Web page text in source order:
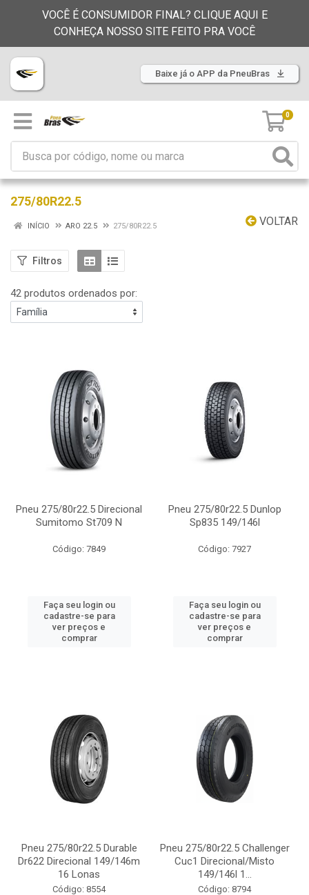
VOCÊ É CONSUMIDOR FINAL? CLIQUE AQUI E
CONHEÇA NOSSO SITE FEITO PRA VOCÊ
Baixe já o APP da PneuBras
0
275/80R22.5
VOLTAR
INÍCIO ARO 22.5 275/80R22.5
Filtros
42 produtos ordenados por:
Pneu 275/80r22.5 Direcional
Sumitomo St709 N
Código: 7849
Faça seu login ou
cadastre-se para
ver preços e
comprar
Pneu 275/80r22.5 Dunlop
Sp835 149/146l
Código: 7927
Faça seu login ou
cadastre-se para
ver preços e
comprar
Pneu 275/80r22.5 Durable
Dr622 Direcional 149/146m
16 Lonas
Código: 8554
Pneu 275/80r22.5 Challenger
Cuc1 Direcional/Misto
149/146l 1...
Código: 8794